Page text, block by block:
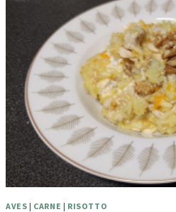
AVES | CARNE | RISOTTO